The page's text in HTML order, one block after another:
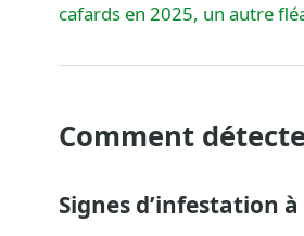
cafards en 2025, un autre
Comment
Signes d’infestation